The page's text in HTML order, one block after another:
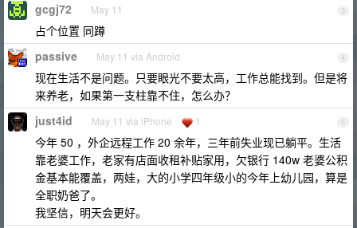
3
gcgj72 May 11
占个位置 同蹲
4
passive May 11 via Android
现在生活不是问题。只要眼光不要太高，工作总能找到。但是将
来养老，如果第一支柱靠不住，怎么办？
5
just4id May 11 via iPhone 1
今年 50 ，外企远程工作 20 余年，三年前失业现已躺平。生活
靠老婆工作，老家有店面收租补贴家用，欠银行 140w 老婆公积
金基本能覆盖，两娃，大的小学四年级小的今年上幼儿园，算是
全职奶爸了。
我坚信，明天会更好。